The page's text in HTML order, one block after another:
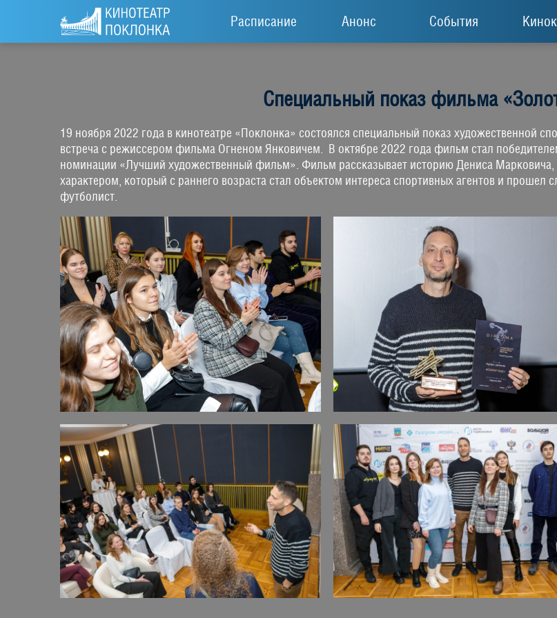
Расписание Анонс События
Специальный показ фильма
19 ноября 2022 года в кинотеатре «Поклонка» состоялся специальный показ художественной
встреча с режиссером фильма Огненом Янковичем. В октябре 2022 года фильм стал
номинации «Лучший художественный фильм». Фильм рассказывает историю Дениса
характером, который с раннего возраста стал объектом интереса спортивных агентов и
футболист.